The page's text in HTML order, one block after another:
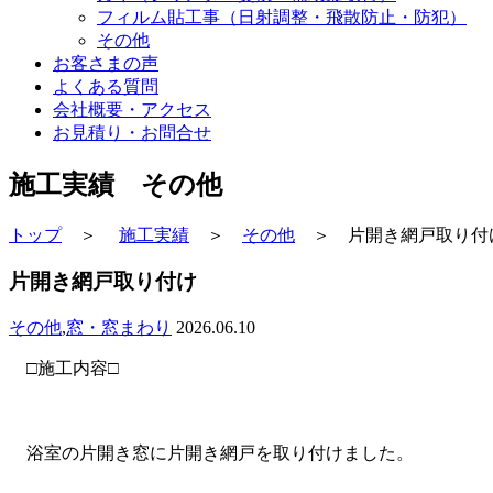
フィルム貼工事（日射調整・飛散防止・防犯）
その他
お客さまの声
よくある質問
会社概要・アクセス
お見積り・お問合せ
施工実績 その他
トップ＞ 施工実績 ＞ その他 ＞ 片開き網戸取り付
片開き網戸取り付け
その他,窓・窓まわり 2026.06.10
□施工内容□
浴室の片開き窓に片開き網戸を取り付けました。